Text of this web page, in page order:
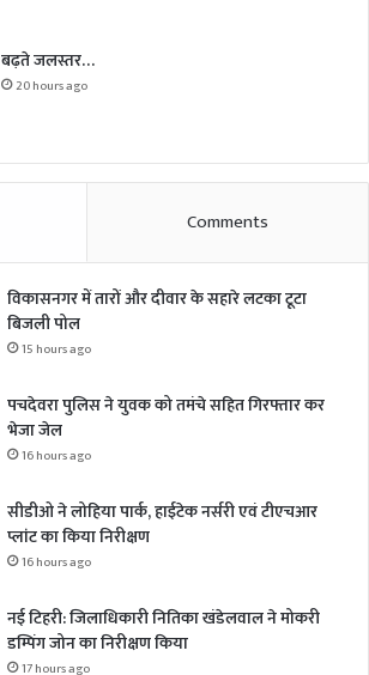
बढ़ते जलस्तर…
20 hours ago
Comments
विकासनगर में तारों और दीवार के सहारे लटका टूटा
बिजली पोल
15 hours ago
पचदेवरा पुलिस ने युवक को तमंचे सहित गिरफ्तार कर
भेजा जेल
16 hours ago
सीडीओ ने लोहिया पार्क, हाईटेक नर्सरी एवं टीएचआर
प्लांट का किया निरीक्षण
16 hours ago
नई टिहरी: जिलाधिकारी नितिका खंडेलवाल ने मोकरी
डम्पिंग जोन का निरीक्षण किया
17 hours ago